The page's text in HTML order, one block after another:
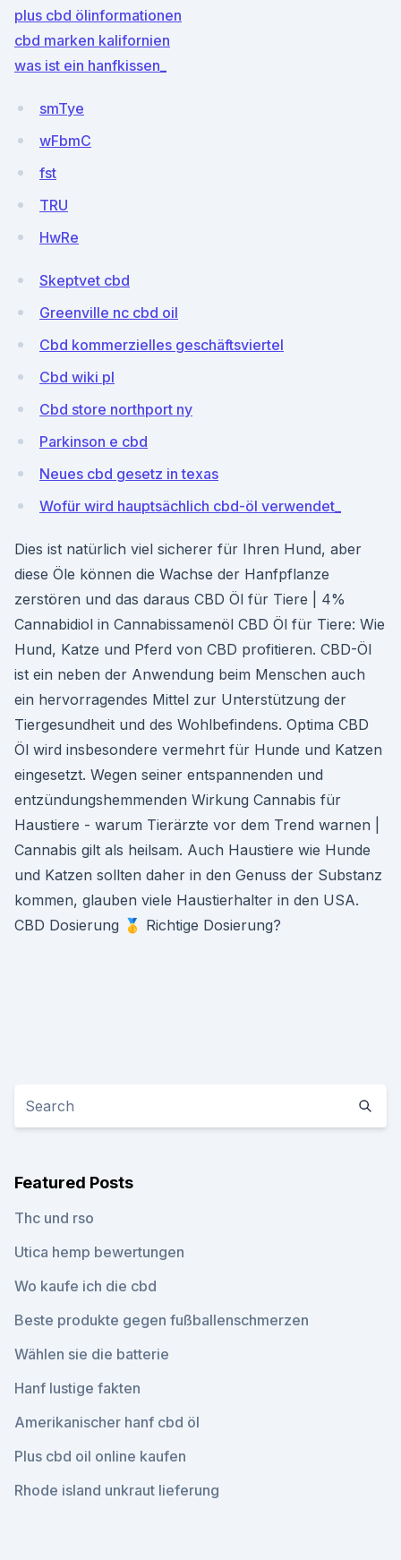
plus cbd ölinformationen
cbd marken kalifornien
was ist ein hanfkissen_
smTye
wFbmC
fst
TRU
HwRe
Skeptvet cbd
Greenville nc cbd oil
Cbd kommerzielles geschäftsviertel
Cbd wiki pl
Cbd store northport ny
Parkinson e cbd
Neues cbd gesetz in texas
Wofür wird hauptsächlich cbd-öl verwendet_
Dies ist natürlich viel sicherer für Ihren Hund, aber
diese Öle können die Wachse der Hanfpflanze
zerstören und das daraus CBD Öl für Tiere | 4%
Cannabidiol in Cannabissamenöl CBD Öl für Tiere: Wie
Hund, Katze und Pferd von CBD profitieren. CBD-Öl
ist ein neben der Anwendung beim Menschen auch
ein hervorragendes Mittel zur Unterstützung der
Tiergesundheit und des Wohlbefindens. Optima CBD
Öl wird insbesondere vermehrt für Hunde und Katzen
eingesetzt. Wegen seiner entspannenden und
entzündungshemmenden Wirkung Cannabis für
Haustiere - warum Tierärzte vor dem Trend warnen |
Cannabis gilt als heilsam. Auch Haustiere wie Hunde
und Katzen sollten daher in den Genuss der Substanz
kommen, glauben viele Haustierhalter in den USA.
CBD Dosierung 🥇 Richtige Dosierung?
Featured Posts
Thc und rso
Utica hemp bewertungen
Wo kaufe ich die cbd
Beste produkte gegen fußballenschmerzen
Wählen sie die batterie
Hanf lustige fakten
Amerikanischer hanf cbd öl
Plus cbd oil online kaufen
Rhode island unkraut lieferung